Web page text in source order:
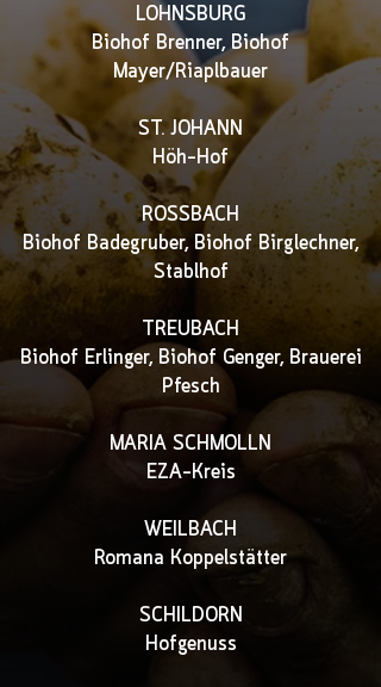
LOHNSBURG
Biohof Brenner, Biohof
Mayer/Riaplbauer
ST. JOHANN
Höh-Hof
ROSSBACH
Biohof Badegruber, Biohof Birglechner,
Stablhof
TREUBACH
Biohof Erlinger, Biohof Genger, Brauerei
Pfesch
MARIA SCHMOLLN
EZA-Kreis
WEILBACH
Romana Koppelstätter
SCHILDORN
Hofgenuss